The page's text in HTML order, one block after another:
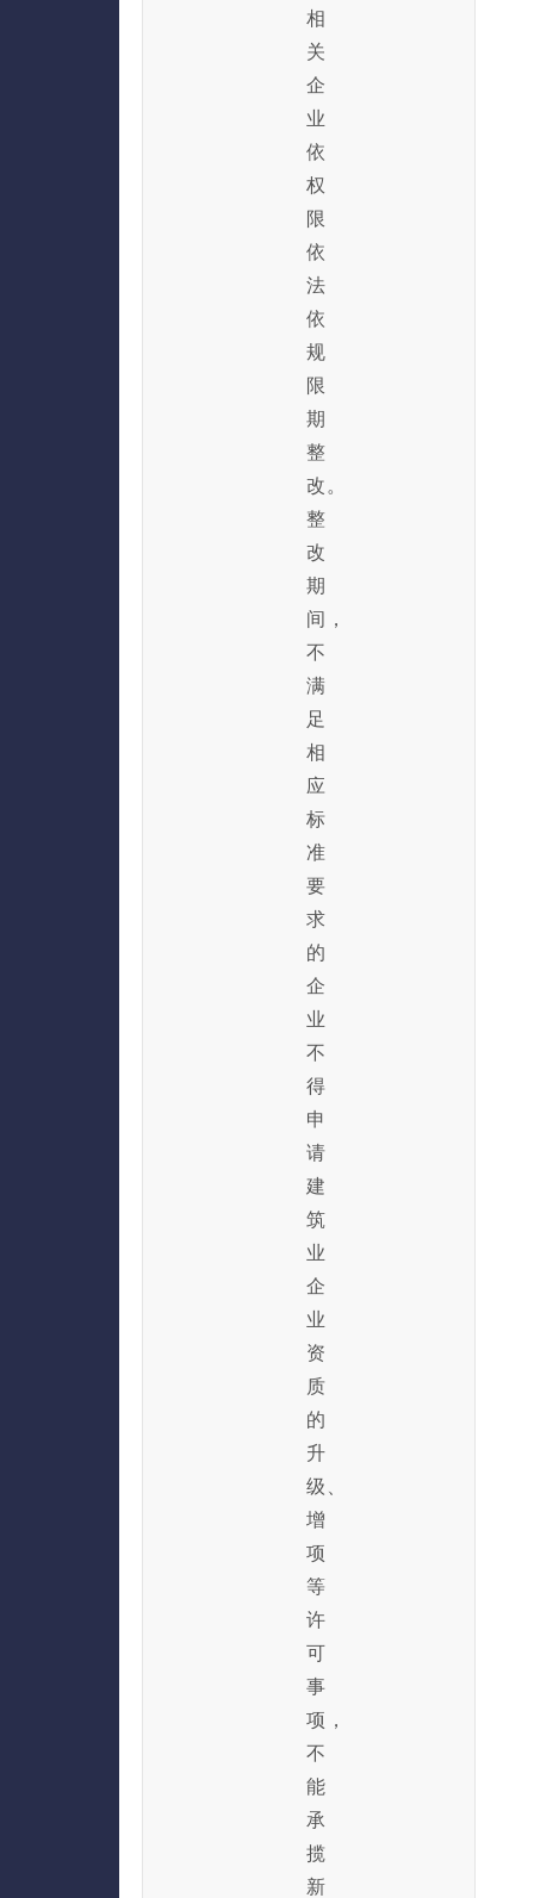
相
关
企
业
依
权
限
依
法
依
规
限
期
整
改。
整
改
期
间，
不
满
足
相
应
标
准
要
求
的
企
业
不
得
申
请
建
筑
业
企
业
资
质
的
升
级、
增
项
等
许
可
事
项，
不
能
承
揽
新